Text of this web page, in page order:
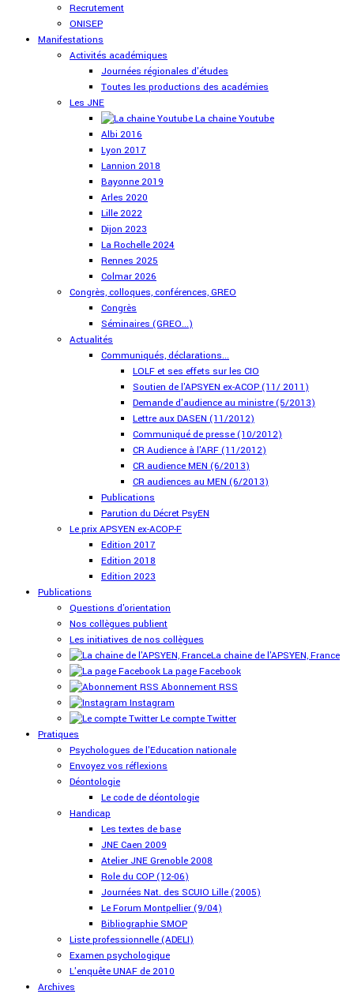
Recrutement
ONISEP
Manifestations
Activités académiques
Journées régionales d'études
Toutes les productions des académies
Les JNE
La chaine Youtube
Albi 2016
Lyon 2017
Lannion 2018
Bayonne 2019
Arles 2020
Lille 2022
Dijon 2023
La Rochelle 2024
Rennes 2025
Colmar 2026
Congrès, colloques, conférences, GREO
Congrès
Séminaires (GREO...)
Actualités
Communiqués, déclarations...
LOLF et ses effets sur les CIO
Soutien de l'APSYEN ex-ACOP (11/ 2011)
Demande d'audience au ministre (5/2013)
Lettre aux DASEN (11/2012)
Communiqué de presse (10/2012)
CR Audience à l'ARF (11/2012)
CR audience MEN (6/2013)
CR audiences au MEN (6/2013)
Publications
Parution du Décret PsyEN
Le prix APSYEN ex-ACOP-F
Edition 2017
Edition 2018
Edition 2023
Publications
Questions d'orientation
Nos collègues publient
Les initiatives de nos collègues
La chaine de l'APSYEN, France
La page Facebook
Abonnement RSS
Instagram
Le compte Twitter
Pratiques
Psychologues de l'Education nationale
Envoyez vos réflexions
Déontologie
Le code de déontologie
Handicap
Les textes de base
JNE Caen 2009
Atelier JNE Grenoble 2008
Role du COP (12-06)
Journées Nat. des SCUIO Lille (2005)
Le Forum Montpellier (9/04)
Bibliographie SMOP
Liste professionnelle (ADELI)
Examen psychologique
L'enquête UNAF de 2010
Archives